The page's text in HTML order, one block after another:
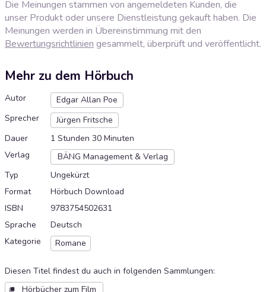
Die Meinungen stammen von angemeldeten Kunden, die
unser Produkt oder unsere Dienstleistung gekauft haben. Die
Meinungen werden in Übereinstimmung mit den
Bewertungsrichtlinien gesammelt, überprüft und veröffentlicht.
Mehr zu dem Hörbuch
Autor
Edgar Allan Poe
Sprecher
Jürgen Fritsche
Dauer
1 Stunden 30 Minuten
Verlag
BÄNG Management & Verlag
Typ
Ungekürzt
Format
Hörbuch Download
ISBN
9783754502631
Sprache
Deutsch
Kategorie
Romane
Diesen Titel findest du auch in folgenden Sammlungen:
Hörbücher zum Film